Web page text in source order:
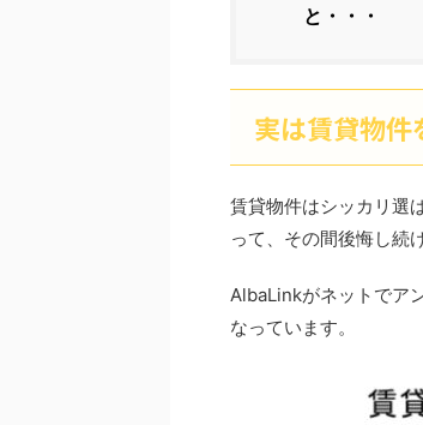
と・・・
実は賃貸物
賃貸物件はシッカリ選
って、その間後悔し続
AlbaLinkがネットでア
なっています。